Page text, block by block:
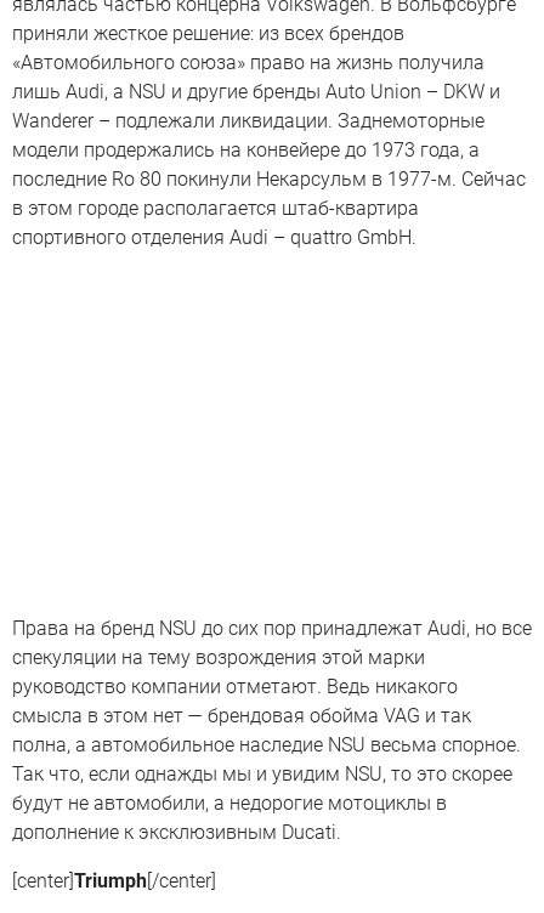
приняли жесткое решение: из всех брендов
«Автомобильного союза» право на жизнь получила
лишь Audi, а NSU и другие бренды Auto Union – DKW и
Wanderer – подлежали ликвидации. Заднемоторные
модели продержались на конвейере до 1973 года, а
последние Ro 80 покинули Некарсульм в 1977-м. Сейчас
в этом городе располагается штаб-квартира
спортивного отделения Audi – quattro GmbH.
Права на бренд NSU до сих пор принадлежат Audi, но все
спекуляции на тему возрождения этой марки
руководство компании отметают. Ведь никакого
смысла в этом нет — брендовая обойма VAG и так
полна, а автомобильное наследие NSU весьма спорное.
Так что, если однажды мы и увидим NSU, то это скорее
будут не автомобили, а недорогие мотоциклы в
дополнение к эксклюзивным Ducati.
[center]Triumph[/center]